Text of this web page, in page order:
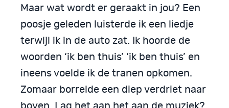
Maar wat wordt er geraakt in jou? Een
poosje geleden luisterde ik een liedje
terwijl ik in de auto zat. Ik hoorde de
woorden ‘ik ben thuis’ ‘ik ben thuis’ en
ineens voelde ik de tranen opkomen.
Zomaar borrelde een diep verdriet naar
boven. Lag het aan het aan de muziek?